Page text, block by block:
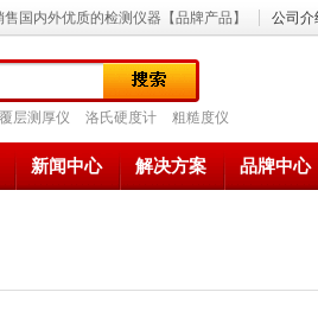
覆层测厚仪 洛氏硬度计 粗糙度仪
新闻中心 解决方案 品牌中心
公司介
国内外优质的检测仪器【品牌产品】